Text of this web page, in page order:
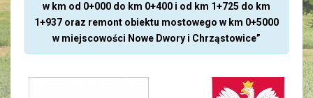
w km od 0+000 do km 0+400 i od km 1+725 do km
1+937 oraz remont obiektu mostowego w km 0+5000
w miejscowości Nowe Dwory i Chrząstowice”